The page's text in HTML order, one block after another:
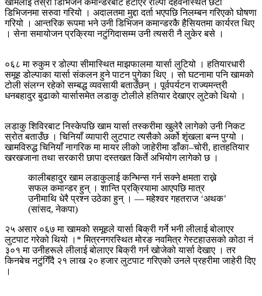
खामलाई तेस्रो डिभिजन कमान्डरबाट हटाएर रोल्पा दहवनस्थित छैटौँ
डिभिजनमा सरुवा गरियो । अदालतमा मुद्दा दर्ता भएपछि निलम्बन गरिएको घोषणा
गरियो । आन्तरिक रूपमा भने उनी डिभिजन कमान्डरकै हैसियतमा कार्यरत थिए
। सेना समायोजन प्रक्रिया नटुंगिदासम्म उनी त्यसरी नै लुकेर बसे ।
०६८ मा रुकुम र डोल्पा सीमास्थित माझफालमा यार्सा लुटियो । हतियारधारी
समूह डोल्पाका यार्सा संकलन हुने पाटन पुगेका थिए । सो घटनामा पनि खामको
टोली संलग्न रहेको सम्बद्ध व्यवसायी बताउँछन् । पूर्वपर्यटन राज्यमन्त्री
धनबहादुर बुढाको यार्सासमेत लडाकु टोलीले हतियार देखाएर लुटेको थियो ।
लडाकु शिविरबाट निस्केपछि खाम यार्सा तस्करीमा खुलेरै लागेको उनी निकट
स्रोत बताउँछ । चिनियाँ व्यापारी लुटपाट त्यसैको अर्को शृंखला बन्‍न पुग्यो ।
खामविरुद्ध चिनियाँ नागरिक मा मायर लीको जाहेरीमा डाँका–चोरी, हातहतियार
खरखजाना तथा सरकारी छापा दस्तखत किर्ते अभियोग लागेको छ ।
कालीबहादुर खाम लडाकुलाई कन्भिन्स गर्न सक्ने क्षमता राख्ने
सफल कमान्डर हुन् । शान्ति प्रक्रियामा आएपछि मात्र
उनीमाथि धेरै प्रश्न उठेका हुन् । — महेश्वर गहतराज ‘अथक’
(सांसद, नेकपा)
२५ असार ०६७ मा खामको समूहले यार्सा बिक्री गर्ने भनी लीलाई बोलाएर
लुटपाट गरेको थियो ।* मित्रनगरस्थित मोरङ नवमित्र गेस्टहाउसको कोठा नं
३०१ मा उनीहरूले लीलाई बोलाएर बिक्री गर्न खोजेको यार्सा देखाए । तर
किनबेच नटुंगिँदै २१ लाख २० हजार लुटपाट गरिएको उनले प्रहरीमा जाहेरी दिए
।